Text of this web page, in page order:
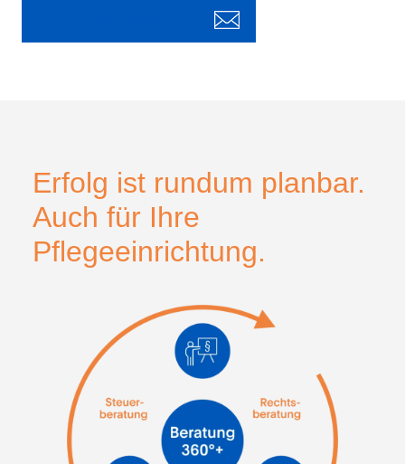
Erfolg ist rundum planbar.
Auch für Ihre
Pflegeeinrichtung.